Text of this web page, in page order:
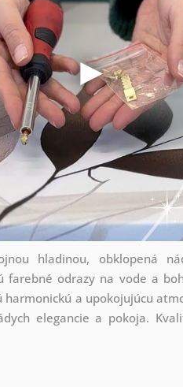
hladinou, obklopená
odrazy na vode a
a upokojujúcu
elegancie a pokoja.